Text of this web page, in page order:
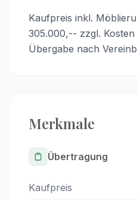
Kaufpreis inkl.
305.000,-- zzgl. Kosten
Übergabe nach
Merkmale
Übertragung
Kaufpreis